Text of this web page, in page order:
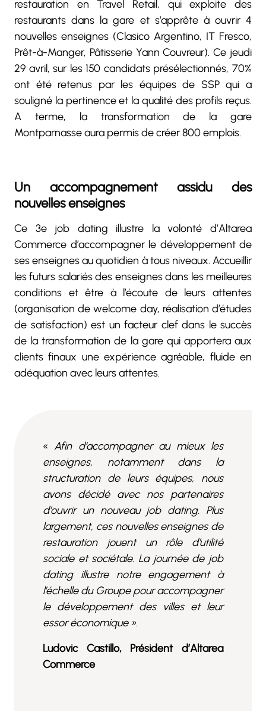
restauration en Travel Retail, qui exploite des
restaurants dans la gare et s’apprête à ouvrir 4
nouvelles enseignes (Clasico Argentino, IT Fresco,
Prêt-à-Manger, Pâtisserie Yann Couvreur). Ce jeudi
29 avril, sur les 150 candidats présélectionnés, 70%
ont été retenus par les équipes de SSP qui a
souligné la pertinence et la qualité des profils reçus.
A terme, la transformation de la gare
Montparnasse aura permis de créer 800 emplois.
Un accompagnement assidu des
nouvelles enseignes
Ce 3e job dating illustre la volonté d’Altarea
Commerce d’accompagner le développement de
ses enseignes au quotidien à tous niveaux. Accueillir
les futurs salariés des enseignes dans les meilleures
conditions et être à l’écoute de leurs attentes
(organisation de welcome day, réalisation d’études
de satisfaction) est un facteur clef dans le succès
de la transformation de la gare qui apportera aux
clients finaux une expérience agréable, fluide en
adéquation avec leurs attentes.
« Afin d’accompagner au mieux les
enseignes, notamment dans la
structuration de leurs équipes, nous
avons décidé avec nos partenaires
d’ouvrir un nouveau job dating. Plus
largement, ces nouvelles enseignes de
restauration jouent un rôle d’utilité
sociale et sociétale. La journée de job
dating illustre notre engagement à
l’échelle du Groupe pour accompagner
le développement des villes et leur
essor économique ».
Ludovic Castillo, Président d’Altarea
Commerce